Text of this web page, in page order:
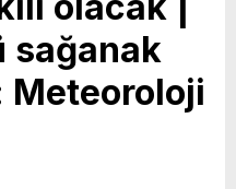
sağanak
Meteoroloji